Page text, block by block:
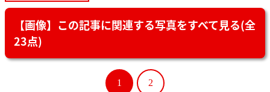
【画像】この記事に関連する写真をすべて見る(全
23点)
1 2